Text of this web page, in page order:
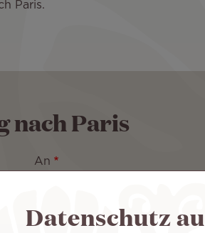
Paris.
nach Paris
An
Datenschutz